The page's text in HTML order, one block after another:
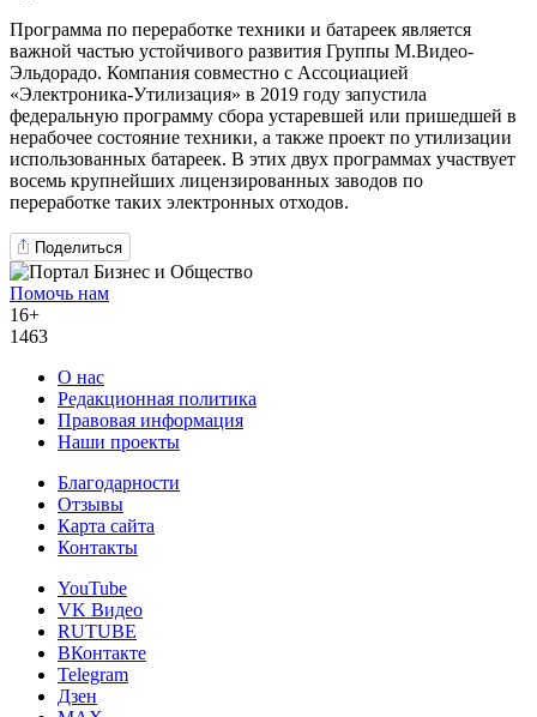
Программа по переработке техники и батареек является
важной частью устойчивого развития Группы М.Видео-
Эльдорадо. Компания совместно с Ассоциацией
«Электроника-Утилизация» в 2019 году запустила
федеральную программу сбора устаревшей или пришедшей в
нерабочее состояние техники, а также проект по утилизации
использованных батареек. В этих двух программах участвует
восемь крупнейших лицензированных заводов по
переработке таких электронных отходов.
Поделиться
Помочь нам
16+
1463
О нас
Редакционная политика
Правовая информация
Наши проекты
Благодарности
Отзывы
Карта сайта
Контакты
YouTube
VK Видео
RUTUBE
ВКонтакте
Telegram
Дзен